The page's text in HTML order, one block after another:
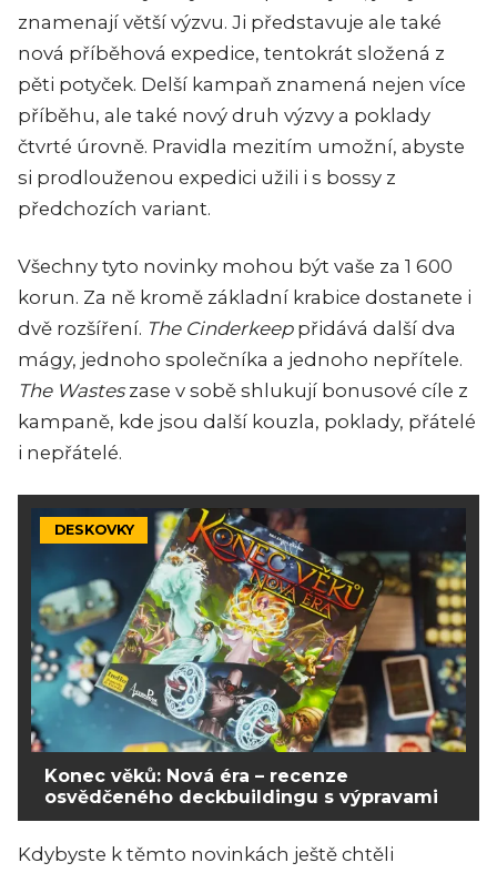
znamenají větší výzvu. Ji představuje ale také
nová příběhová expedice, tentokrát složená z
pěti potyček. Delší kampaň znamená nejen více
příběhu, ale také nový druh výzvy a poklady
čtvrté úrovně. Pravidla mezitím umožní, abyste
si prodlouženou expedici užili i s bossy z
předchozích variant.
Všechny tyto novinky mohou být vaše za 1 600
korun. Za ně kromě základní krabice dostanete i
dvě rozšíření. The Cinderkeep přidává další dva
mágy, jednoho společníka a jednoho nepřítele.
The Wastes zase v sobě shlukují bonusové cíle z
kampaně, kde jsou další kouzla, poklady, přátelé
i nepřátelé.
DESKOVKY
Konec věků: Nová éra – recenze
osvědčeného deckbuildingu s výpravami
Kdybyste k těmto novinkách ještě chtěli